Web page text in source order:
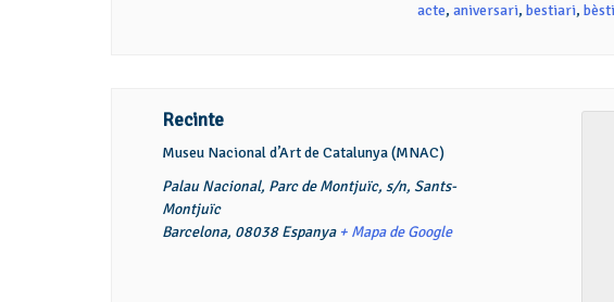
acte, aniversari, bestiari,
Recinte
Museu Nacional d’Art de Catalunya (MNAC)
Palau Nacional, Parc de Montjuïc, s/n, Sants-
Montjuïc
Barcelona, 08038Espanya + Mapa de Google